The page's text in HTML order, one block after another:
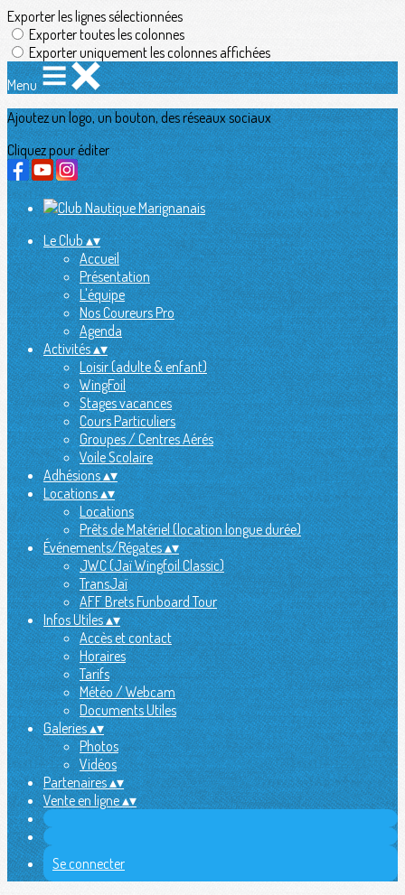
Exporter les lignes sélectionnées
Exporter toutes les colonnes
Exporter uniquement les colonnes affichées
Menu
Ajoutez un logo, un bouton, des réseaux sociaux
Cliquez pour éditer
Le Club▴▾
Accueil
Présentation
L'équipe
Nos Coureurs Pro
Agenda
Activités▴▾
Loisir (adulte & enfant)
WingFoil
Stages vacances
Cours Particuliers
Groupes / Centres Aérés
Voile Scolaire
Adhésions▴▾
Locations▴▾
Locations
Prêts de Matériel (location longue durée)
Événements/Régates▴▾
JWC (Jaï Wingfoil Classic)
TransJaï
AFF Brets Funboard Tour
Infos Utiles▴▾
Accès et contact
Horaires
Tarifs
Météo / Webcam
Documents Utiles
Galeries▴▾
Photos
Vidéos
Partenaires▴▾
Vente en ligne▴▾
Se connecter